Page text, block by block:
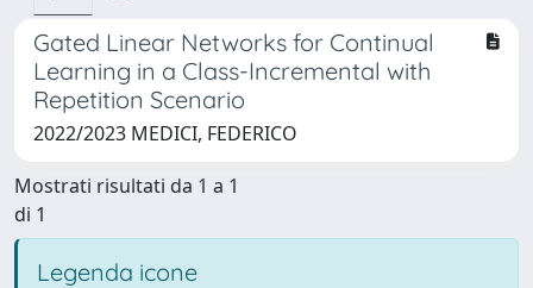
Gated Linear Networks for Continual
Learning in a Class-Incremental with
Repetition Scenario
2022/2023 MEDICI, FEDERICO
Mostrati risultati da 1 a 1
di 1
Legenda icone